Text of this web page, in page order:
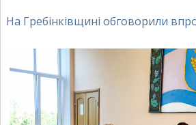
На Гребінківщині обговорили